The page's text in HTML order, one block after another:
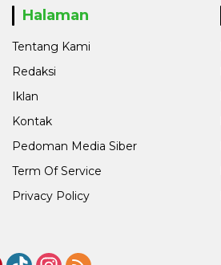
Halaman
Tentang Kami
Redaksi
Iklan
Kontak
Pedoman Media Siber
Term Of Service
Privacy Policy